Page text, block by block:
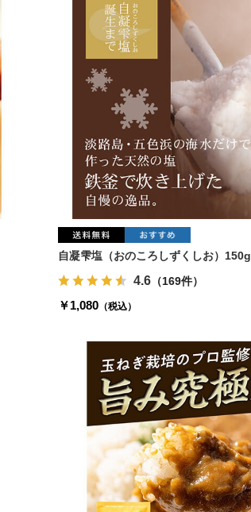
自凝雫塩（おのころしずくしお）150g
4.6 （169件）
￥1,080 （税込）